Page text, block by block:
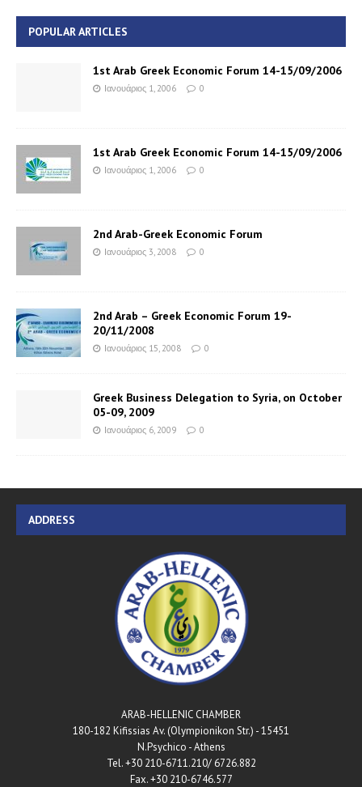
POPULAR ARTICLES
1st Arab Greek Economic Forum 14-15/09/2006
Ιανουάριος 1, 2006 0
1st Arab Greek Economic Forum 14-15/09/2006
Ιανουάριος 1, 2006 0
2nd Arab-Greek Economic Forum
Ιανουάριος 3, 2008 0
2nd Arab – Greek Economic Forum 19-
20/11/2008
Ιανουάριος 15, 2008 0
Greek Business Delegation to Syria, on October
05-09, 2009
Ιανουάριος 6, 2009 0
ADDRESS
ARAB-HELLENIC CHAMBER
180-182 Kifissias Av. (Olympionikon Str.) - 15451
N.Psychico - Athens
Tel. +30 210-6711.210/ 6726.882
Fax. +30 210-6746.577